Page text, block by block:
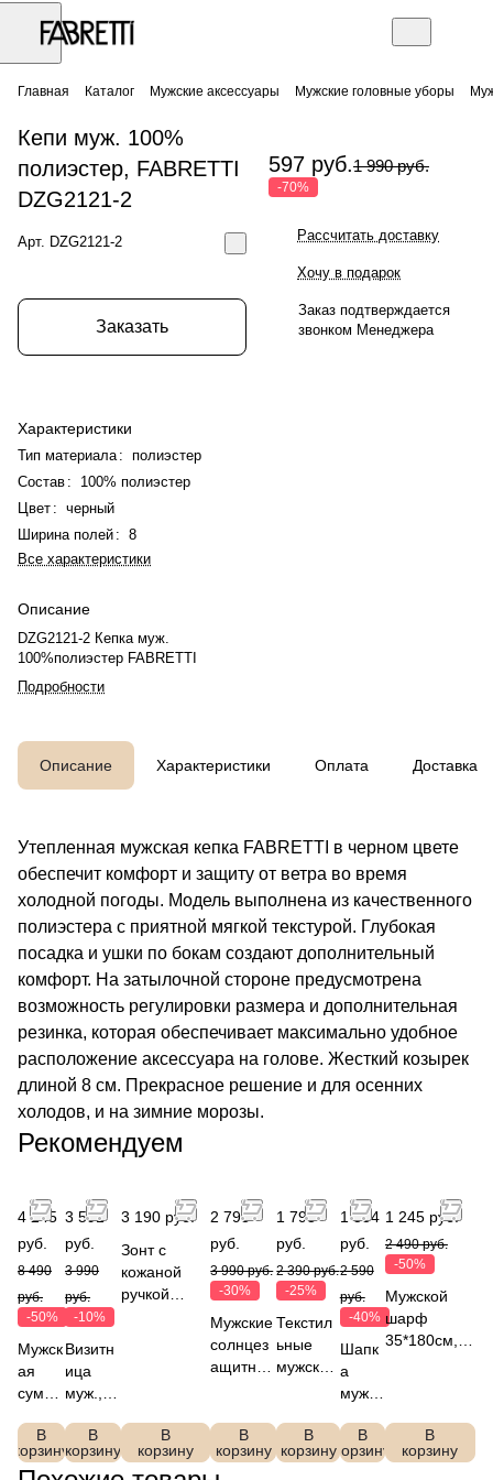
Главная Каталог Мужские аксессуары Мужские головные уборы
Кепи муж. 100%
полиэстер, FABRETTI
DZG2121-2
Арт. DZG2121-2
Заказать
Характеристики
Тип материала : полиэстер
Состав :
100% полиэстер
Цвет : черный
Ширина полей : 8
Все характеристики
Описание
DZG2121-2 Кепка муж.
100%полиэстер FABRETTI
Подробности
597 руб.1 990 руб.
-70%
Рассчитать доставку
Хочу в подарок
Заказ подтверждается
звонком Менеджера
Описание Характеристики Оплата Доставка
Утепленная мужская кепка FABRETTI в черном цвете
обеспечит комфорт и защиту от ветра во время
холодной погоды. Модель выполнена из качественного
полиэстера с приятной мягкой текстурой. Глубокая
посадка и ушки по бокам создают дополнительный
комфорт. На затылочной стороне предусмотрена
возможность регулировки размера и дополнительная
резинка, которая обеспечивает максимально удобное
расположение аксессуара на голове. Жесткий козырек
длиной 8 см. Прекрасное решение и для осенних
холодов, и на зимние морозы.
Рекомендуем
4 245
руб.
8 490
руб.
-50%
Мужск
ая
сумка
ETTI
YSN8
В
корзину
3 591
руб.
3 990
руб.
-10%
Визитн
ица
муж.,
FABRE
TTI
В
корзину
3 190 руб.
Зонт с
кожаной
ручкой
В
корзину
2 793
руб.
3 990 руб.
-30%
Мужские
солнцез
ащитные
TI
SEG042-
В
корзину
1 793
руб.
2 390 руб.
-25%
Текстил
ьные
мужские
FABRET
TI
В
корзину
1 554
руб.
2 590
руб.
-40%
Шапк
а
мужск
FABR
ETTI
В
корзину
1 245 руб.
2 490 руб.
-50%
Мужской
шарф
35*180см,
ABRETTI,
VGW0002-2
В
корзину